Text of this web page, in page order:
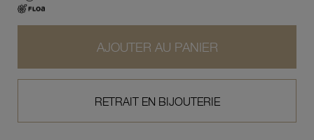
AJOUTER AU PANIER
RETRAIT EN BIJOUTERIE